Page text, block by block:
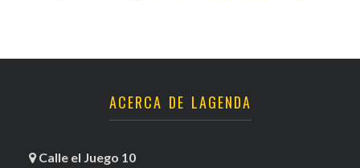
ACERCA DE LAGENDA
Calle el Juego 10